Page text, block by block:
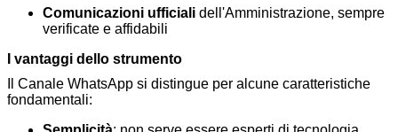
Comunicazioni ufficiali dell'Amministrazione, sempre
verificate e affidabili
I vantaggi dello strumento
Il Canale WhatsApp si distingue per alcune caratteristiche
fondamentali: